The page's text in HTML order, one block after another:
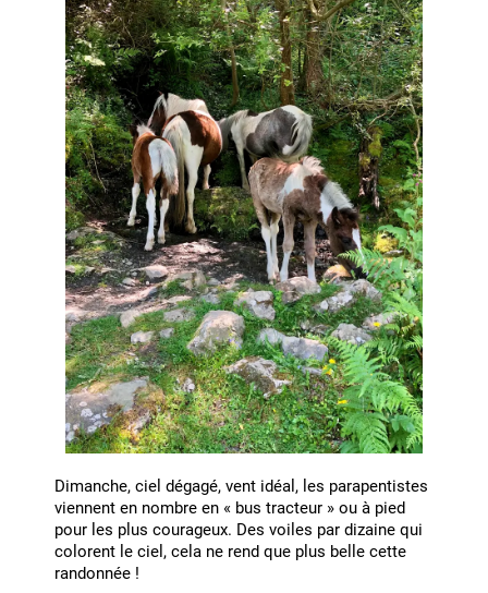
Dimanche, ciel dégagé, vent idéal, les parapentistes
viennent en nombre en « bus tracteur » ou à pied
pour les plus courageux. Des voiles par dizaine qui
colorent le ciel, cela ne rend que plus belle cette
randonnée !